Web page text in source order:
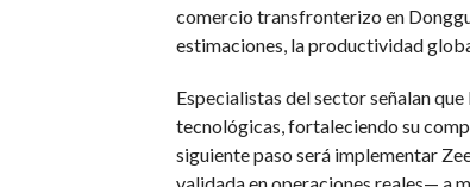
comercio transfronterizo en
estimaciones, la productividad
Especialistas del sector señalan
tecnológicas, fortaleciendo su
siguiente paso será implementar